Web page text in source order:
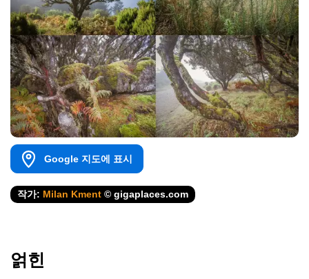
Google 지도에 표시
작가: Milan Kment © gigaplaces.com
얽힌